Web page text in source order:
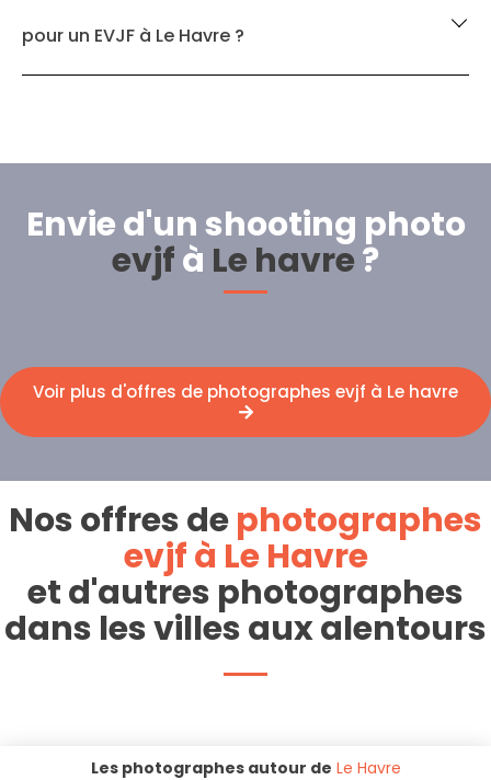
pour un EVJF à Le Havre ?
Envie d'un shooting photo
evjfà Le havre?
Nos offres dephotographes
evjf à Le Havre
et d'autres photographes
dans les villes aux alentours
Les photographes autour de Le Havre